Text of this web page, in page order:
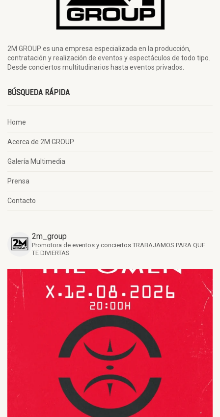
2M GROUP es una empresa especializada en la producción,
contratación y realización de eventos y espectáculos de todo tipo.
Desde conciertos multitudinarios hasta eventos privados.
BÚSQUEDA RÁPIDA
Home
Acerca de 2M GROUP
Galería Multimedia
Prensa
Contacto
2m_group
Promotora de eventos y conciertos TRABAJAMOS PARA QUE
TE DIVIERTAS